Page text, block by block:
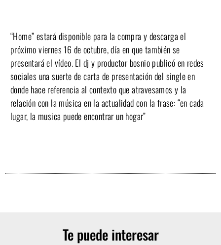
“Home” estará disponible para la compra y descarga el
próximo viernes 16 de octubre, día en que también se
presentará el vídeo. El dj y productor bosnio publicó en redes
sociales una suerte de carta de presentación del single en
donde hace referencia al contexto que atravesamos y la
relación con la música en la actualidad con la frase: “en cada
lugar, la musica puede encontrar un hogar”
Te puede interesar